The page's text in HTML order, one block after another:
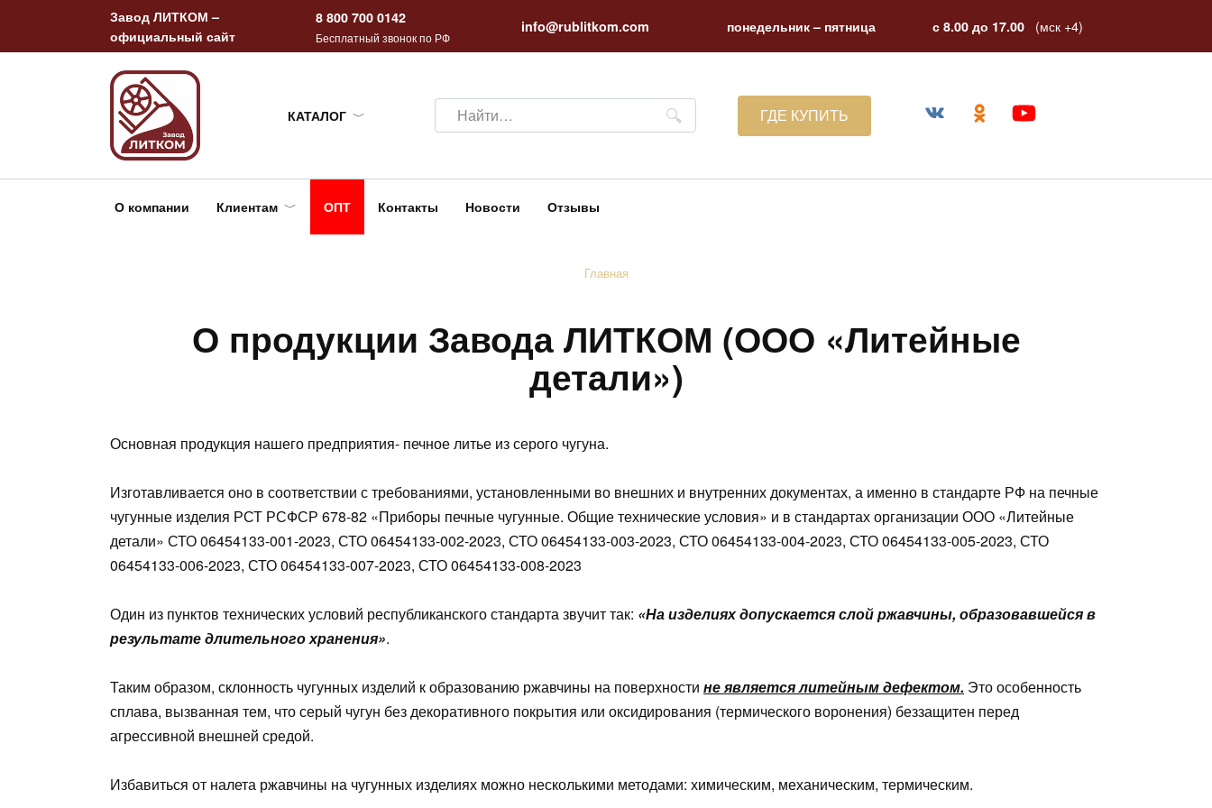
содержанию
Завод ЛИТКОМ –
официальный сайт
8 800 700 0142
Бесплатный звонок по РФ
info@rublitkom.com понедельник – пятница с 8.00 до 17.00 (мск +4)
КАТАЛОГ
Search
for:
ГДЕ КУПИТЬ
О компании Клиентам ОПТ Контакты Новости Отзывы
Главная
О продукции Завода ЛИТКОМ (ООО «Литейные
детали»)
Основная продукция нашего предприятия- печное литье из серого чугуна.
Изготавливается оно в соответствии с требованиями, установленными во внешних и внутренних документах, а именно в стандарте РФ на печные
чугунные изделия РСТ РСФСР 678-82 «Приборы печные чугунные. Общие технические условия» и в стандартах организации ООО «Литейные
детали» СТО 06454133-001-2023, СТО 06454133-002-2023, СТО 06454133-003-2023, СТО 06454133-004-2023, СТО 06454133-005-2023, СТО
06454133-006-2023, СТО 06454133-007-2023, СТО 06454133-008-2023
Один из пунктов технических условий республиканского стандарта звучит так: «На изделиях допускается слой ржавчины, образовавшейся в
результате длительного хранения».
Таким образом, склонность чугунных изделий к образованию ржавчины на поверхности не является литейным дефектом. Это особенность
сплава, вызванная тем, что серый чугун без декоративного покрытия или оксидирования (термического воронения) беззащитен перед
агрессивной внешней средой.
Избавиться от налета ржавчины на чугунных изделиях можно несколькими методами: химическим, механическим, термическим.